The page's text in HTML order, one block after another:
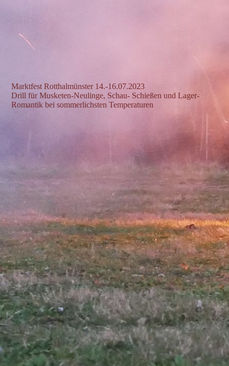
Marktfest Rotthalmünster 14.-16.07.2023
Drill für Musketen-Neulinge, Schau- Schießen und Lager-
Romantik bei sommerlichsten Temperaturen